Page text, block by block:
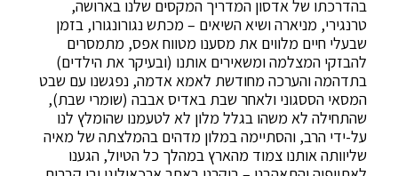
בהדרכתו של אדסון המדריך המקסים שלנו בארושה,
טרנגירי, מניארה ושיא השיאים – מכתש נגורונגורו, בזמן
שבעלי חיים מלווים את מסענו מטווח אפס, מתמסרים
להבזקי המצלמה ומשאירים אותנו (ובעיקר את הילדים)
בתדהמה והערכה מחודשת לאמא אדמה, נפגשנו עם שבט
המסאי הססגוני ולאחר שבת באדיס אבבה (שומרי שבת),
שהתחילה לא משהו בגלל מלון לא לטעמנו שהומלץ לנו
על-ידי הרב, והסתיימה במלון מדהים בהמלצתה של מאיה
שליוותה אותנו צמוד מהארץ במהלך כל הטיול, הגענו